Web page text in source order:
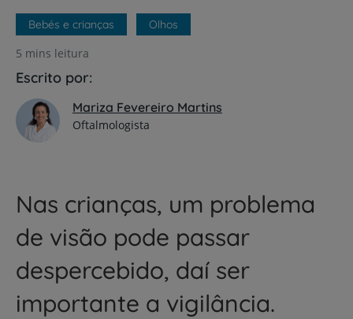
Bebés e crianças Olhos
5 mins leitura
Escrito por:
Mariza Fevereiro Martins
Oftalmologista
Nas crianças, um problema
de visão pode passar
despercebido, daí ser
importante a vigilância.